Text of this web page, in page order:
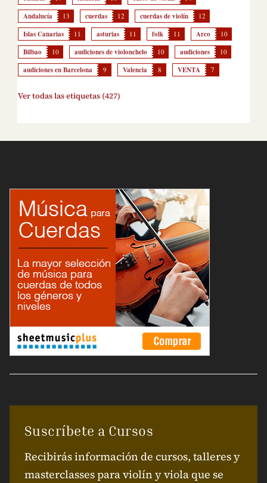
Andalucía 13 cuerdas 12 cuerdas de violín 12
Islas Canarias 11 asturias 11 folk 11 Arco 10
Bilbao 10 audiciones de violonchelo 10 audiciones 10
audiciones en Barcelona 9 Valencia 8 VENTA 7
Ver todas las etiquetas (427)
Suscríbete a Cursos
Recibirás información de cursos, talleres y
masterclasses para violín y viola que se